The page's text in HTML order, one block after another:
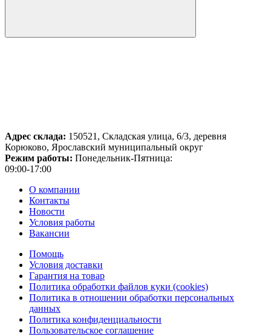
Адрес склада: 150521, Складская улица, 6/3, деревня
Корюково, Ярославский муниципальный округ
Режим работы: Понедельник-Пятница:
09:00-17:00
О компании
Контакты
Новости
Условия работы
Вакансии
Помощь
Условия доставки
Гарантия на товар
Политика обработки файлов куки (cookies)
Политика в отношении обработки персональных
данных
Политика конфиденциальности
Пользовательское соглашение